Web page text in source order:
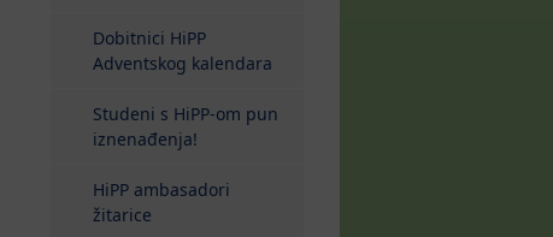
Dobitnici HiPP
Adventskog kalendara
Studeni s HiPP-om pun
iznenađenja!
HiPP ambasadori
žitarice